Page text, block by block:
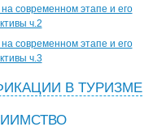
современном этапе и его
ч.2
современном этапе и его
ч.3
В ТУРИЗМЕ